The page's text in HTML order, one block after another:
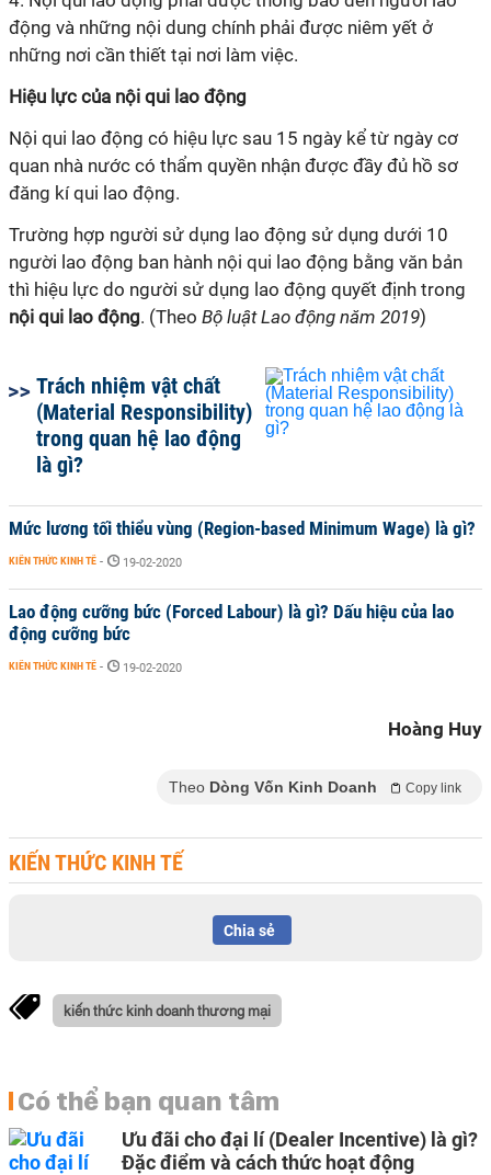
động và những nội dung chính phải được niêm yết ở
những nơi cần thiết tại nơi làm việc.
Hiệu lực của nội qui lao động
Nội qui lao động có hiệu lực sau 15 ngày kể từ ngày cơ
quan nhà nước có thẩm quyền nhận được đầy đủ hồ sơ
đăng kí qui lao động.
Trường hợp người sử dụng lao động sử dụng dưới 10
người lao động ban hành nội qui lao động bằng văn bản
thì hiệu lực do người sử dụng lao động quyết định trong
nội qui lao động. (Theo Bộ luật Lao động năm 2019)
Trách nhiệm vật chất
(Material Responsibility)
trong quan hệ lao động
là gì?
Mức lương tối thiểu vùng (Region-based Minimum Wage) là gì?
KIẾN THỨC KINH TẾ - 19-02-2020
Lao động cưỡng bức (Forced Labour) là gì? Dấu hiệu của lao
động cưỡng bức
KIẾN THỨC KINH TẾ - 19-02-2020
Hoàng Huy
Theo Dòng Vốn Kinh Doanh Copy link
KIẾN THỨC KINH TẾ
Chia sẻ
kiến thức kinh doanh thương mại
Có thể bạn quan tâm
Ưu đãi cho đại lí (Dealer Incentive) là gì?
Đặc điểm và cách thức hoạt động